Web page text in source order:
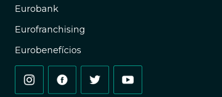
Eurobank
Eurofranchising
Eurobenefícios